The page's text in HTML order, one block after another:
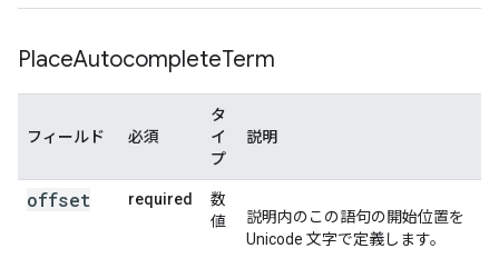
PlaceAutocompleteTerm
フィールド 必須
タ
イ
プ
説明
offset required
数
値
説明内のこの語句の開始位置を
Unicode 文字で定義します。